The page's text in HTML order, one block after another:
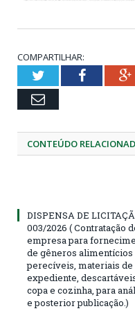
COMPARTILHAR:
TwitterFacebook
Email
CONTEÚDO
DISPENSA DE
003/2026 ( Contratação
empresa para
de gêneros alimentícios
perecíveis, materiais de
expediente,
copa e cozinha, para
e posterior publicação.)